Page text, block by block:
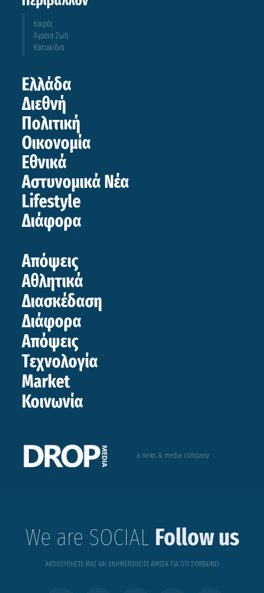
Καιρός
Άγροια Ζωή
Κατοικίδια
Ελλάδα
Διεθνή
Πολιτική
Οικονομία
Εθνικά
Αστυνομικά Νέα
Lifestyle
Διάφορα
Απόψεις
Αθλητικά
Διασκέδαση
Διάφορα
Απόψεις
Τεχνολογία
Market
Κοινωνία
a news & media company
We are SOCIAL Follow us
ΑΚΟΛΟΥΘΗΣΤΕ ΜΑΣ ΚΑΙ ΕΝΗΜΕΡΩΘΕΙΤΕ ΑΜΕΣΑ ΓΙΑ ΟΤΙ ΣΥΜΒΑΙΝΕΙ